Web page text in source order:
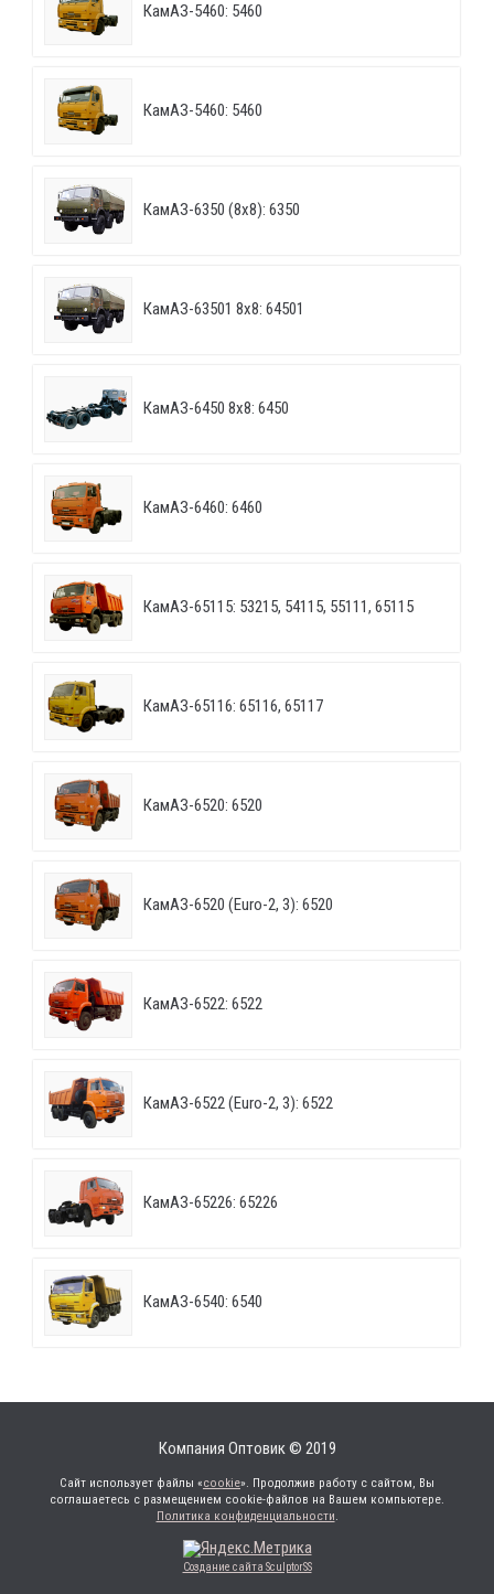
КамАЗ-5460: 5460
КамАЗ-5460: 5460
КамАЗ-6350 (8х8): 6350
КамАЗ-63501 8х8: 64501
КамАЗ-6450 8х8: 6450
КамАЗ-6460: 6460
КамАЗ-65115: 53215, 54115, 55111, 65115
КамАЗ-65116: 65116, 65117
КамАЗ-6520: 6520
КамАЗ-6520 (Euro-2, 3): 6520
КамАЗ-6522: 6522
КамАЗ-6522 (Euro-2, 3): 6522
КамАЗ-65226: 65226
КамАЗ-6540: 6540
Компания Оптовик © 2019
Сайт использует файлы «cookie». Продолжив работу с сайтом, Вы
соглашаетесь с размещением cookie-файлов на Вашем компьютере.
Политика конфиденциальности.
Создание сайта SculptorSS